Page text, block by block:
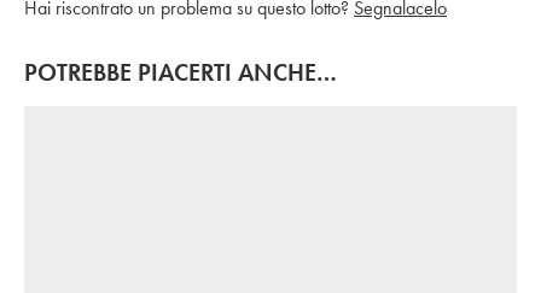
Hai riscontrato un problema su questo lotto? Segnalacelo
POTREBBE PIACERTI ANCHE…